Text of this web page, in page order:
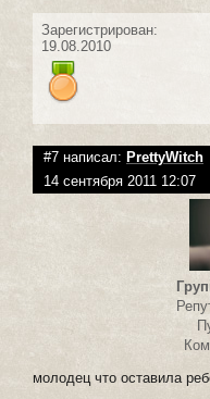
Зарегистрирован:
19.08.2010
#7 написал: PrettyWitch
14 сентября 2011 12:07
молодец что оставила